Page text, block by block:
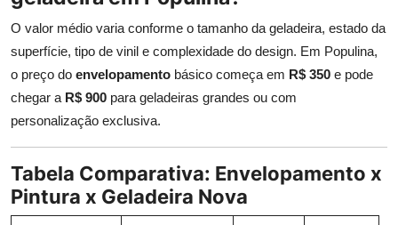
O valor médio varia conforme o tamanho da geladeira, estado da
superfície, tipo de vinil e complexidade do design. Em Populina,
o preço do envelopamento básico começa em R$ 350 e pode
chegar a R$ 900 para geladeiras grandes ou com
personalização exclusiva.
Tabela Comparativa: Envelopamento x
Pintura x Geladeira Nova